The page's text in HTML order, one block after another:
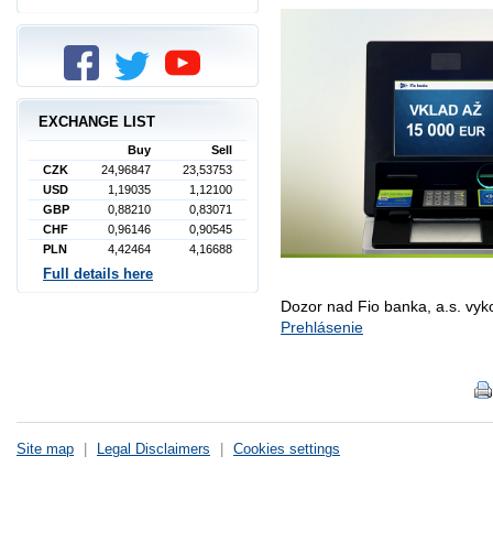
Dozor nad Fio banka, a.s.
Prehlásenie
EXCHANGE LIST
Buy
Sell
CZK
24,96847
23,53753
USD
1,19035
1,12100
GBP
0,88210
0,83071
CHF
0,96146
0,90545
PLN
4,42464 4,16688
Full details here
Site map Legal Disclaimers Cookies settings